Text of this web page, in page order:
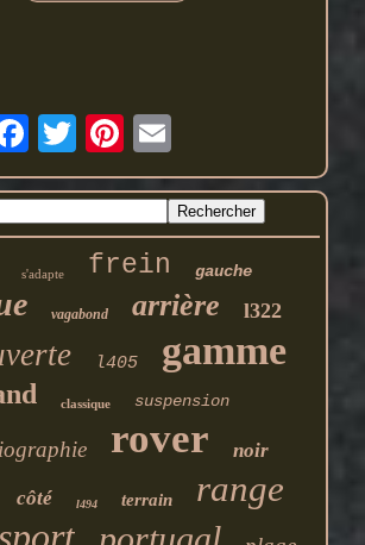
s'adapte frein gauche
vagabond arrière l322
l405 gamme
classique suspension
rover noir
côté l494 terrain range